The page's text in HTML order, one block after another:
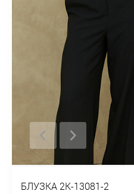
БЛУЗКА 2К-13081-2